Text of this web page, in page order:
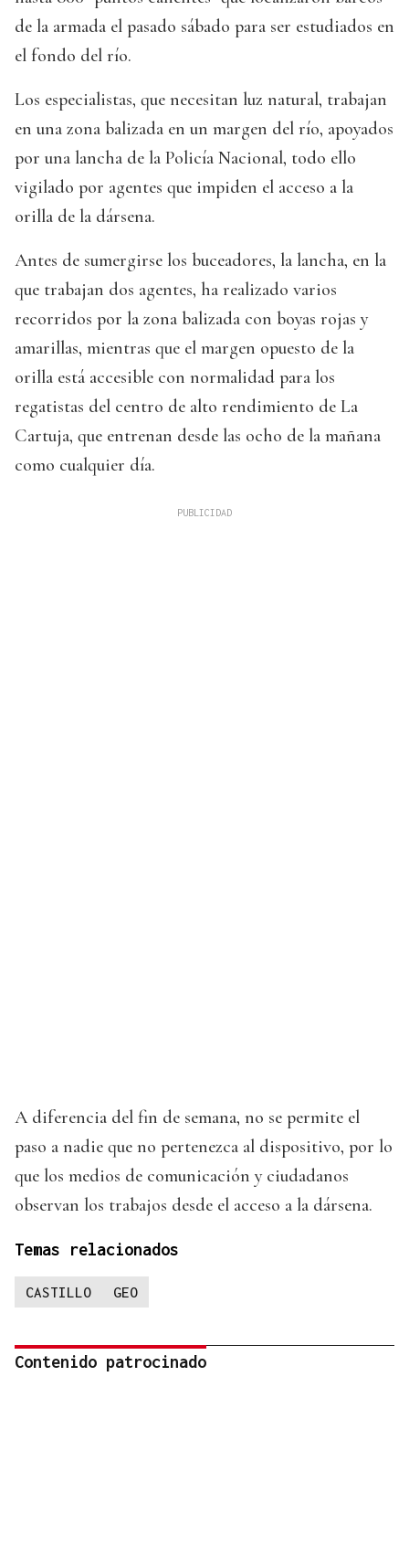
de la armada el pasado sábado para ser estudiados en
el fondo del río.
Los especialistas, que necesitan luz natural, trabajan
en una zona balizada en un margen del río, apoyados
por una lancha de la Policía Nacional, todo ello
vigilado por agentes que impiden el acceso a la
orilla de la dársena.
Antes de sumergirse los buceadores, la lancha, en la
que trabajan dos agentes, ha realizado varios
recorridos por la zona balizada con boyas rojas y
amarillas, mientras que el margen opuesto de la
orilla está accesible con normalidad para los
regatistas del centro de alto rendimiento de La
Cartuja, que entrenan desde las ocho de la mañana
como cualquier día.
A diferencia del fin de semana, no se permite el
paso a nadie que no pertenezca al dispositivo, por lo
que los medios de comunicación y ciudadanos
observan los trabajos desde el acceso a la dársena.
Temas relacionados
CASTILLO GEO
Contenido patrocinado